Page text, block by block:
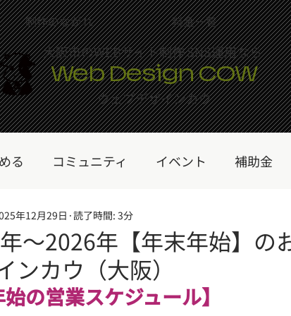
制作のながれ 料金一覧
大阪市のWEBサイト制作＋SNS運用なら
Web Design COW
ウェブデザインカウ
る コミュニティ イベント 補助金
ワンディワークショップ
テクノロジー トピックス
～2026年【年末年始】の
ンカウ（大阪）
年12月29日 読了時間: 3分
始の営業スケジュール】